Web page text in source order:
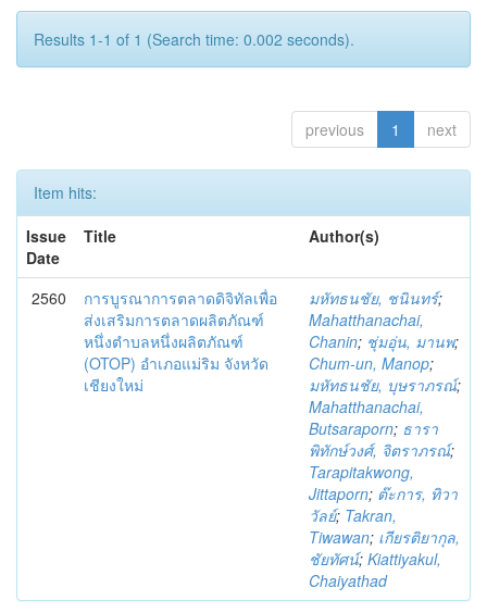
Results 1-1 of 1 (Search time: 0.002 seconds).
previous 1 next
Item hits:
Issue
Date
Title Author(s)
2560
การบูรณาการตลาดดิจิทัลเพื่อ
ส่งเสริมการตลาดผลิตภัณฑ์
หนึ่งตำบลหนึ่งผลิตภัณฑ์
(OTOP) อำเภอแม่ริม จังหวัด
เชียงใหม่
มหัทธนชัย, ชนินทร์;
Mahatthanachai,
Chanin; ชุ่มอุ่น, มานพ;
Chum-un, Manop;
มหัทธนชัย, บุษราภรณ์;
Mahatthanachai,
Butsaraporn; ธารา
พิทักษ์วงศ์, จิตราภรณ์;
Tarapitakwong,
Jittaporn; ต๊ะการ, ทิวา
วัลย์; Takran,
Tiwawan; เกียรติยากุล,
ชัยทัศน์; Kiattiyakul,
Chaiyathad